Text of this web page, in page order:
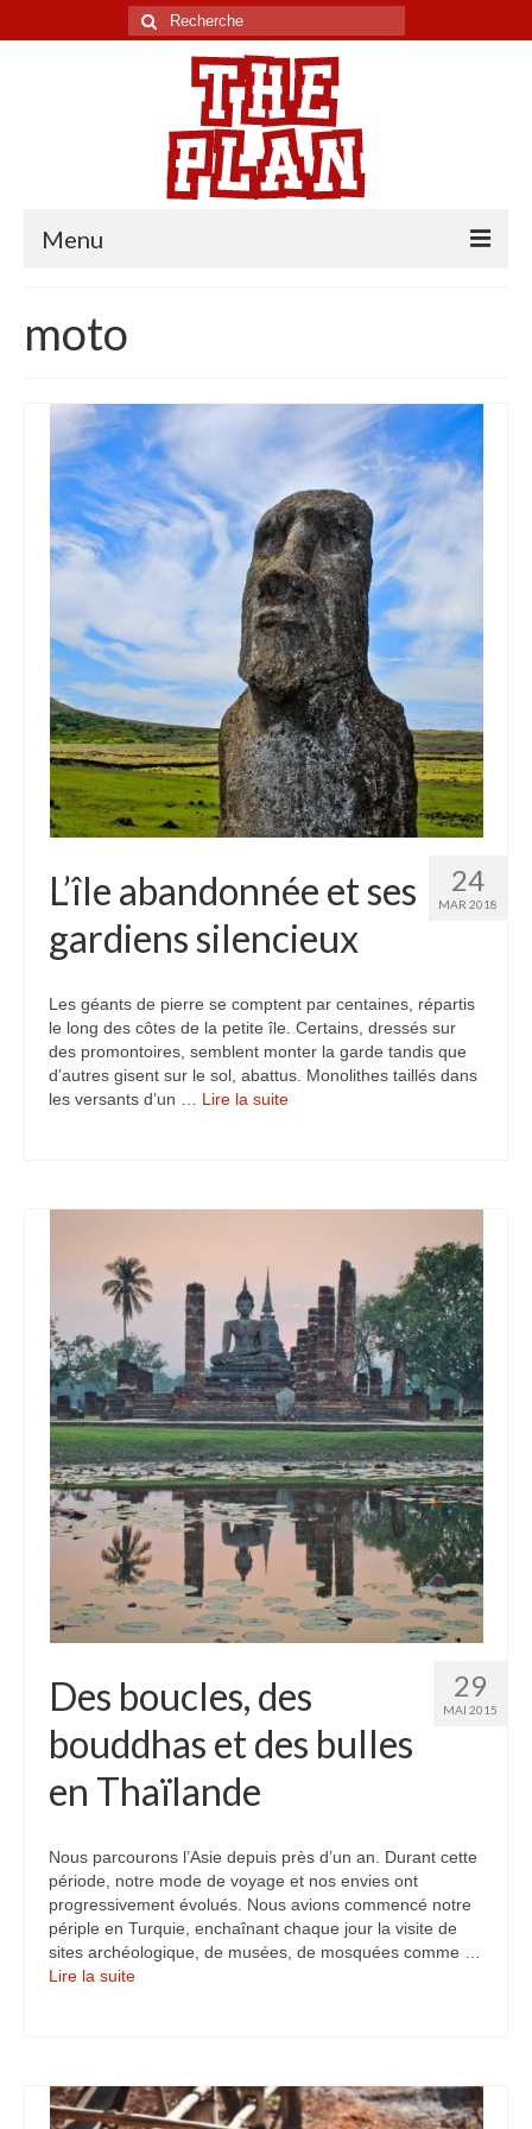
Rechercher
:
Menu
Chili
Pérou
Equateur
Colombie
Etats-Unis
Malaisie
Thaïlande
Birmanie
Cambodge
Laos
Chine
Kazakhstan
Ouzbekistan
Turkmenistan
Préparatifs
Autres voyages
Bolivie
Cambodge
Cap-vert
Costa-Rica
Guatemala
Inde
Vietnam
The Team
Contact
Blogs voyage
moto
24
MAR 2018
L’île abandonnée et ses
gardiens silencieux
Les géants de pierre se comptent par centaines, répartis
le long des côtes de la petite île. Certains, dressés sur
des promontoires, semblent monter la garde tandis que
d’autres gisent sur le sol, abattus. Monolithes taillés dans
les versants d’un … Lire la suite­­
29
MAI 2015
Des boucles, des
bouddhas et des bulles
en Thaïlande
Nous parcourons l’Asie depuis près d’un an. Durant cette
période, notre mode de voyage et nos envies ont
progressivement évolués. Nous avions commencé notre
périple en Turquie, enchaînant chaque jour la visite de
sites archéologique, de musées, de mosquées comme …
Lire la suite­­